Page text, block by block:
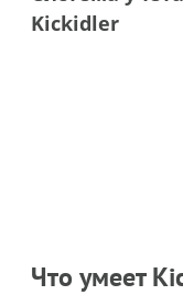
Kickidler
Что умеет